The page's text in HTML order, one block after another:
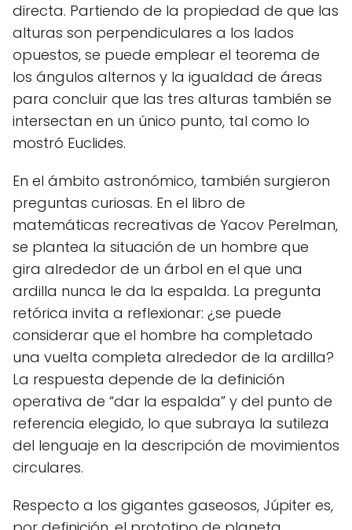
directa. Partiendo de la propiedad de que las
alturas son perpendiculares a los lados
opuestos, se puede emplear el teorema de
los ángulos alternos y la igualdad de áreas
para concluir que las tres alturas también se
intersectan en un único punto, tal como lo
mostró Euclides.
En el ámbito astronómico, también surgieron
preguntas curiosas. En el libro de
matemáticas recreativas de Yacov Perelman,
se plantea la situación de un hombre que
gira alrededor de un árbol en el que una
ardilla nunca le da la espalda. La pregunta
retórica invita a reflexionar: ¿se puede
considerar que el hombre ha completado
una vuelta completa alrededor de la ardilla?
La respuesta depende de la definición
operativa de “dar la espalda” y del punto de
referencia elegido, lo que subraya la sutileza
del lenguaje en la descripción de movimientos
circulares.
Respecto a los gigantes gaseosos, Júpiter es,